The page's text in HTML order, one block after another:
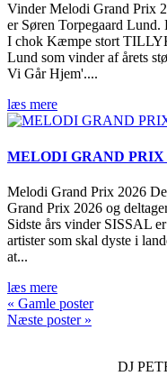
Vinder Melodi Grand Prix
er Søren Torpegaard
I chok Kæmpe stort
Lund som vinder af årets
Vi Går Hjem'....
læs mere
MELODI GRAND PRIX
Melodi Grand Prix 2026
Grand Prix 2026 og
Sidste års vinder SISSAL
artister som skal dyste i
at...
læs mere
« Gamle poster
Næste poster »
DJ